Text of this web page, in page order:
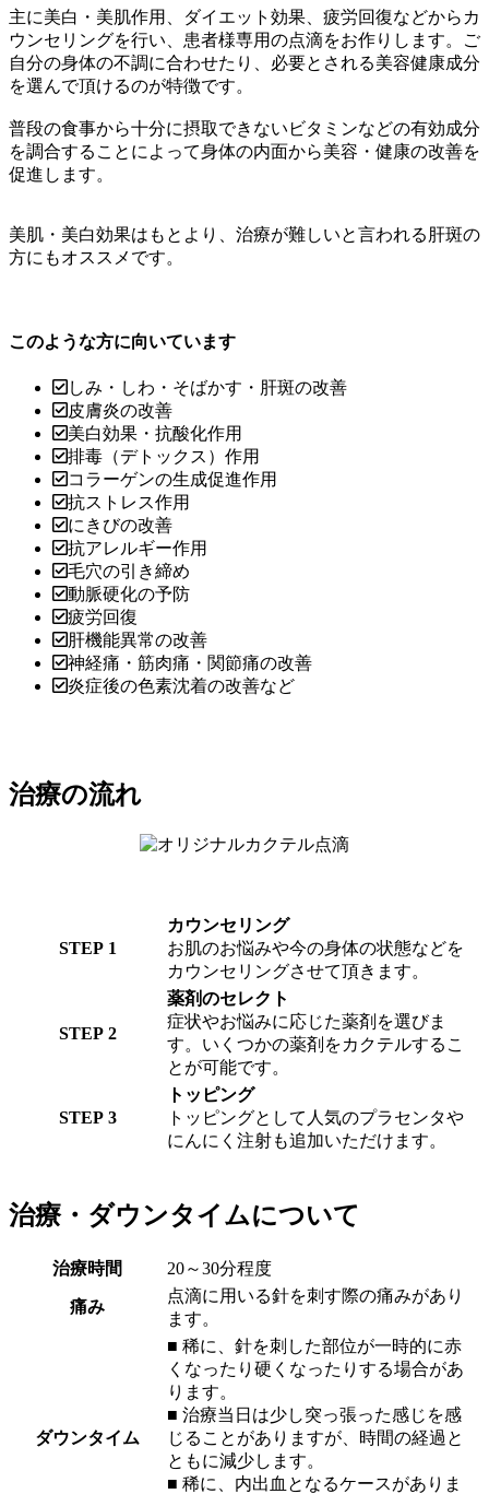
主に美白・美肌作用、ダイエット効果、疲労回復などからカ
ウンセリングを行い、患者様専用の点滴をお作りします。ご
自分の身体の不調に合わせたり、必要とされる美容健康成分
を選んで頂けるのが特徴です。
普段の食事から十分に摂取できないビタミンなどの有効成分
を調合することによって身体の内面から美容・健康の改善を
促進します。
美肌・美白効果はもとより、治療が難しいと言われる肝斑の
方にもオススメです。
このような方に向いています
しみ・しわ・そばかす・肝斑の改善
皮膚炎の改善
美白効果・抗酸化作用
排毒（デトックス）作用
コラーゲンの生成促進作用
抗ストレス作用
にきびの改善
抗アレルギー作用
毛穴の引き締め
動脈硬化の予防
疲労回復
肝機能異常の改善
神経痛・筋肉痛・関節痛の改善
炎症後の色素沈着の改善など
治療の流れ
STEP 1
カウンセリング
お肌のお悩みや今の身体の状態などを
カウンセリングさせて頂きます。
STEP 2
薬剤のセレクト
症状やお悩みに応じた薬剤を選びま
す。いくつかの薬剤をカクテルするこ
とが可能です。
STEP 3
トッピング
トッピングとして人気のプラセンタや
にんにく注射も追加いただけます。
治療・ダウンタイムについて
治療時間 20～30分程度
痛み
点滴に用いる針を刺す際の痛みがあり
ます。
ダウンタイム
■ 稀に、針を刺した部位が一時的に赤
くなったり硬くなったりする場合があ
ります。
■ 治療当日は少し突っ張った感じを感
じることがありますが、時間の経過と
ともに減少します。
■ 稀に、内出血となるケースがありま